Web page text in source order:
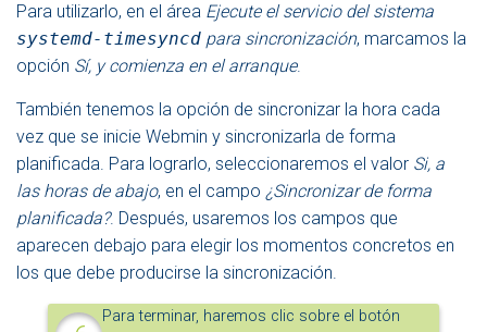
Para utilizarlo, en el área Ejecute el servicio del sistema
systemd-timesyncd para sincronización, marcamos la
opción Sí, y comienza en el arranque.
También tenemos la opción de sincronizar la hora cada
vez que se inicie Webmin y sincronizarla de forma
planificada. Para lograrlo, seleccionaremos el valor Si, a
las horas de abajo, en el campo ¿Sincronizar de forma
planificada?. Después, usaremos los campos que
aparecen debajo para elegir los momentos concretos en
los que debe producirse la sincronización.
Para terminar, haremos clic sobre el botón